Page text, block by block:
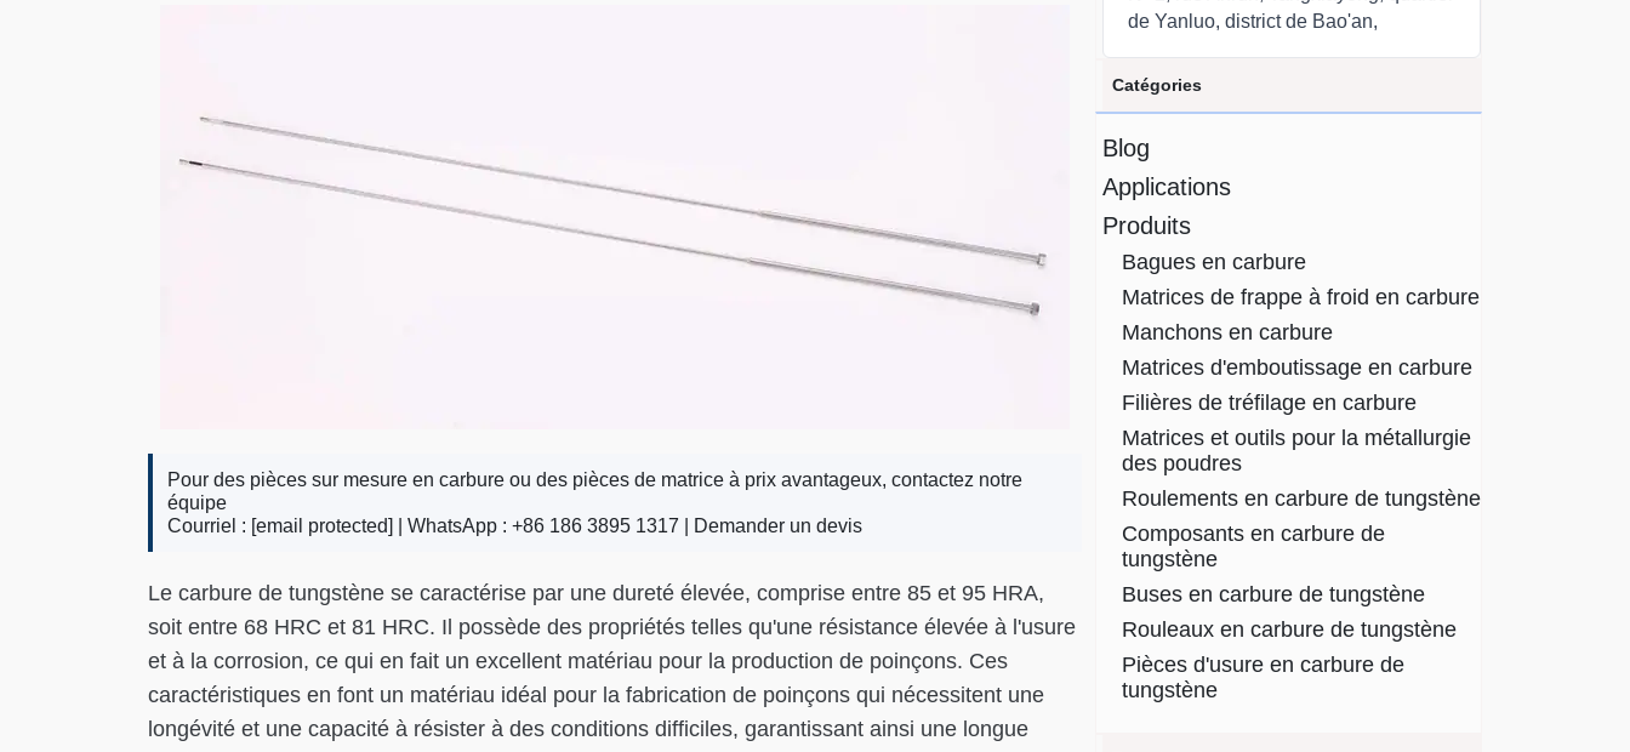
Pour des pièces sur mesure en carbure ou des pièces de matrice à prix avantageux, contactez notre
équipe
Courriel : [email protected] | WhatsApp : +86 186 3895 1317 | Demander un devis
Le carbure de tungstène se caractérise par une dureté élevée, comprise entre 85 et 95 HRA,
soit entre 68 HRC et 81 HRC. Il possède des propriétés telles qu'une résistance élevée à l'usure
et à la corrosion, ce qui en fait un excellent matériau pour la production de poinçons. Ces
caractéristiques en font un matériau idéal pour la fabrication de poinçons qui nécessitent une
longévité et une capacité à résister à des conditions difficiles, garantissant ainsi une longue
de Yanluo, district de Bao'an,
Catégories
Blog
Applications
Produits
Bagues en carbure
Matrices de frappe à froid en carbure
Manchons en carbure
Matrices d'emboutissage en carbure
Filières de tréfilage en carbure
Matrices et outils pour la métallurgie
des poudres
Roulements en carbure de tungstène
Composants en carbure de
tungstène
Buses en carbure de tungstène
Rouleaux en carbure de tungstène
Pièces d'usure en carbure de
tungstène